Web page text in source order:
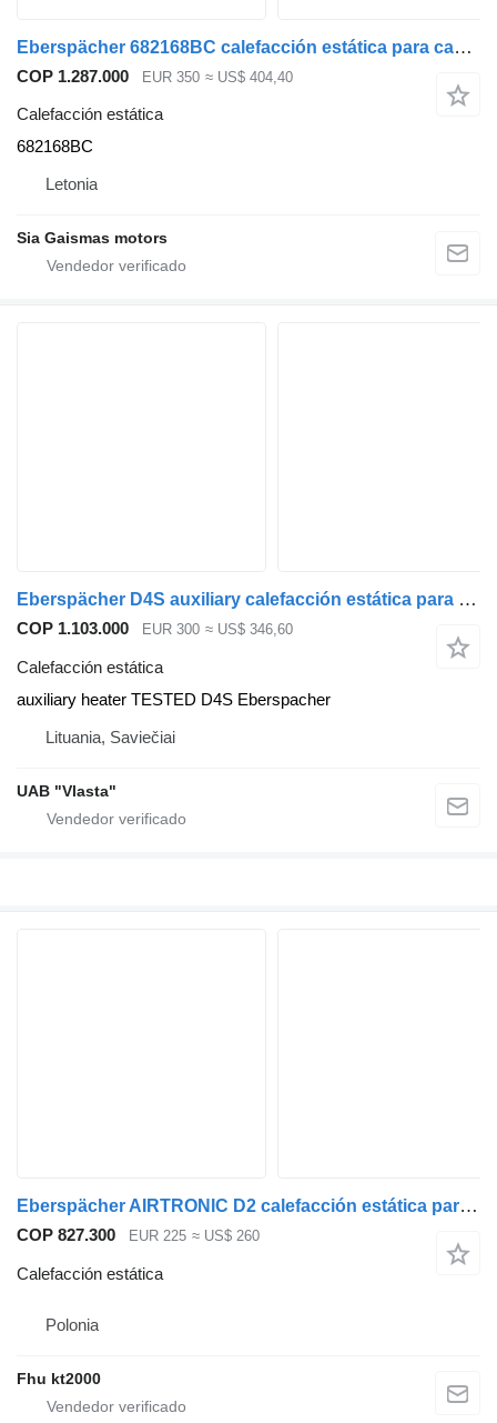
Eberspächer 682168BC calefacción estática para cabeza tractora
COP 1.287.000 EUR 350 ≈ US$ 404,40
Calefacción estática
682168BC
Letonia
Sia Gaismas motors
Eberspächer D4S auxiliary calefacción estática para MAN TGA,TGX cabeza tractora
COP 1.103.000 EUR 300 ≈ US$ 346,60
Calefacción estática
auxiliary heater TESTED D4S Eberspacher
Lituania, Saviečiai
UAB "Vlasta"
Eberspächer AIRTRONIC D2 calefacción estática para Scania R cabeza tractora
COP 827.300 EUR 225 ≈ US$ 260
Calefacción estática
Polonia
Fhu kt2000